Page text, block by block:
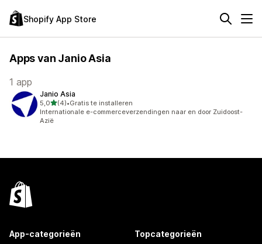
Shopify App Store
Apps van Janio Asia
1 app
Janio Asia
5,0van 5 sterren
(4)
4 recensies in totaal
•Gratis te installeren
Internationale e-commerceverzendingen naar en door Zuidoost-
Azië
App-categorieën Topcategorieën